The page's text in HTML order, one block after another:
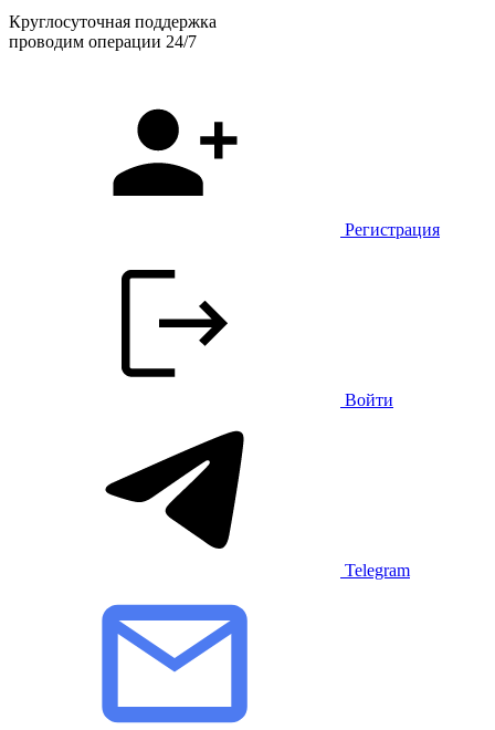
Круглосуточная поддержка
проводим операции 24/7
Регистрация
Войти
Telegram